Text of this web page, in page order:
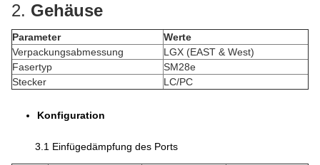
2. Gehäuse
Parameter
Werte
Verpackungsabmessung
LGX (EAST & West)
Fasertyp
SM28e
Stecker
LC/PC
Konfiguration
3.1 Einfügedämpfung des Ports